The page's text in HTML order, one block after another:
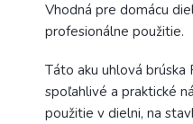
Vhodná pre domácu
profesionálne použitie.
Táto aku uhlová
spoľahlivé a praktické
použitie v dielni, na